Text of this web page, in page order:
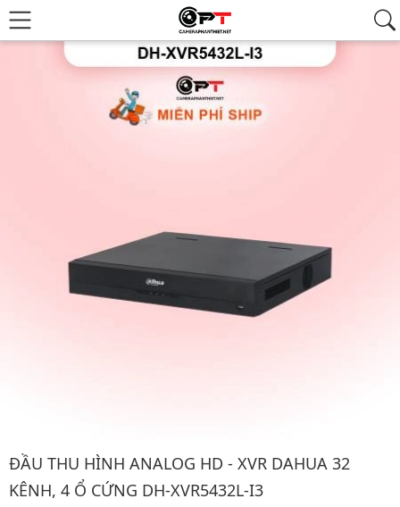
Hình ảnh đại diện của sản phẩm Đầu thu hình analog HD - XVR
ĐẦU THU HÌNH ANALOG HD - XVR DAHUA 32
KÊNH, 4 Ổ CỨNG DH-XVR5432L-I3